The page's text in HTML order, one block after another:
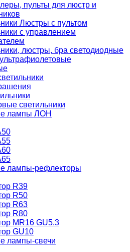
пульты для люстр и
Люстры с пультом
с управлением
люстры, бра светодиодные
светильники
лампы ЛОН
лампы-рефлекторы
R39
R50
R63
R80
MR16 GU5.3
GU10
лампы-свечи